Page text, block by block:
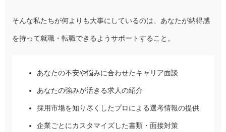
そんな私たちが何よりも大事にしているのは、あなたが納得感
を持って就職・転職できるようサポートすること。
あなたの不安や悩みに合わせたキャリア面談
あなたの強みが活きる求人の紹介
採用市場を知り尽くしたプロによる選考情報の提供
企業ごとにカスタマイズした書類・面接対策